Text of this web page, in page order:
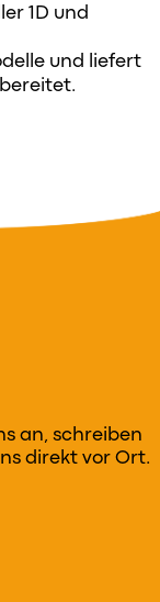
1D und
und liefert
an, schreiben
direkt vor Ort.